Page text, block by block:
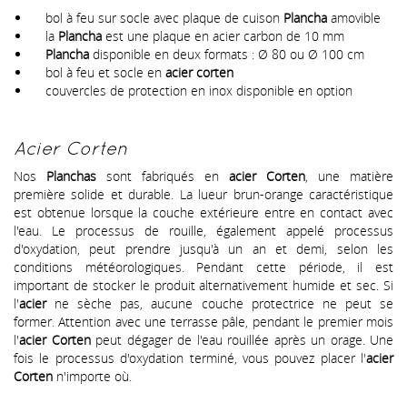
bol à feu sur socle avec plaque de cuison Plancha amovible
la Plancha est une plaque en acier carbon de 10 mm
Plancha disponible en deux formats : Ø 80 ou Ø 100 cm
bol à feu et socle en acier corten
couvercles de protection en inox disponible en option
Acier Corten
Nos Planchas sont fabriqués en acier Corten , une matière
première solide et durable. La lueur brun-orange caractéristique
est obtenue lorsque la couche extérieure entre en contact avec
l'eau. Le processus de rouille, également appelé processus
d'oxydation, peut prendre jusqu'à un an et demi, selon les
conditions météorologiques. Pendant cette période, il est
important de stocker le produit alternativement humide et sec. Si
l'acierne sèche pas, aucune couche protectrice ne peut se
former. Attention avec une terrasse pâle, pendant le premier mois
l'acier Cortenpeut dégager de l'eau rouillée après un orage. Une
fois le processus d'oxydation terminé, vous pouvez placer l'acier
Corten n'importe où.